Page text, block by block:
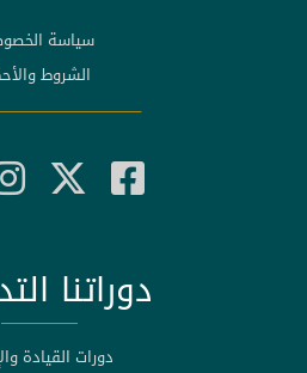
سياسة
الشروط
دوراتنا
دورات القيادة